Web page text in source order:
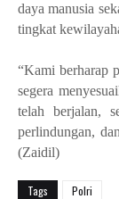
daya manusia
tingkat
“Kami berharap
segera
telah berjalan,
perlindungan,
(Zaidil)
Tags Polri